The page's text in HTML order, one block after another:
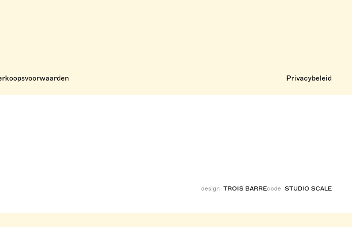
Privacybeleid
design TROIS BARREcode STUDIO SCALE